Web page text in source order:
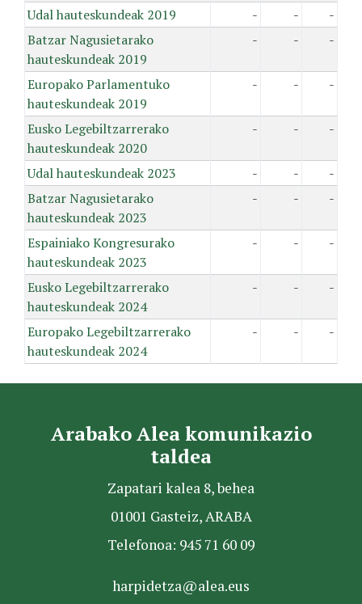
Udal hauteskundeak 2019 - -
-
Batzar Nagusietarako
hauteskundeak 2019
- - -
Europako Parlamentuko
hauteskundeak 2019
- - -
Eusko Legebiltzarrerako
hauteskundeak 2020
- - -
Udal hauteskundeak 2023 - -
-
Batzar Nagusietarako
hauteskundeak 2023
- - -
Espainiako Kongresurako
hauteskundeak 2023
- - -
Eusko Legebiltzarrerako
hauteskundeak 2024
- - -
Europako Legebiltzarrerako
hauteskundeak 2024
- - -
Arabako Alea komunikazio
taldea
Zapatari kalea 8, behea
01001 Gasteiz, ARABA
Telefonoa: 945 71 60 09
harpidetza@alea.eus